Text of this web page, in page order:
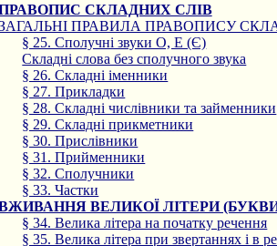
СКЛАДНИХ СЛІВ
ПРАВИЛА ПРАВОПИСУ
§ 25. Сполучні звуки О, Е (Є)
Складні слова без сполучного звука
§ 26. Складні іменники
§ 27. Прикладки
§ 28. Складні числівники та займенники
§ 29. Складні прикметники
§ 30. Прислівники
§ 31. Прийменники
§ 32. Сполучники
§ 33. Частки
ВЕЛИКОЇ ЛІТЕРИ
§ 34. Велика літера на початку речення
§ 35. Велика літера при звертаннях і в